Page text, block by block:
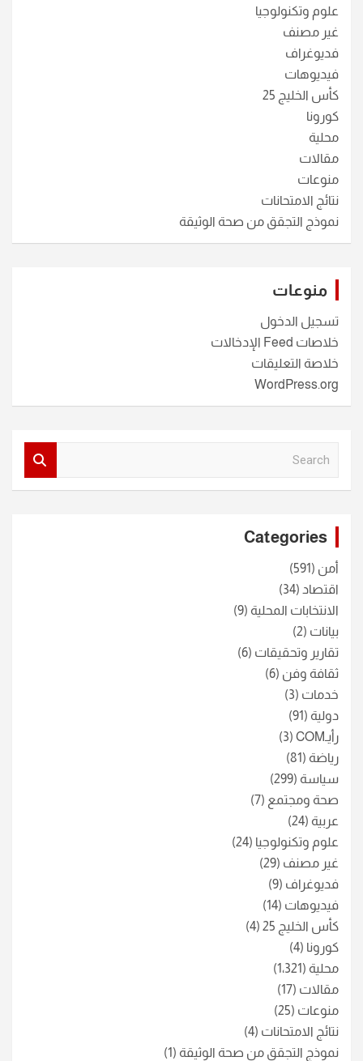
علوم وتكنولوجيا
غير مصنف
فديوغراف
فيديوهات
كأس الخليج 25
كورونا
محلية
مقالات
منوعات
نتائج الامتحانات
نموذج التجقق من صحة الوثيقة
منوعات
تسجيل الدخول
خلاصات Feed الإدخالات
خلاصة التعليقات
WordPress.org
Categories
أمن (591)
اقتصاد (34)
الانتخابات المحلية (9)
بيانات (2)
تقارير وتحقيقات (6)
ثقافة وفن (6)
خدمات (3)
دولية (91)
رأيـCOM
(3)
رياضة (81)
سياسة (299)
صحة ومجتمع (7)
عربية (24)
علوم وتكنولوجيا (24)
غير مصنف (29)
فديوغراف (9)
فيديوهات (14)
كأس الخليج 25
(4)
كورونا (4)
محلية (1٬321)
مقالات (17)
منوعات (25)
نتائج الامتحانات (4)
نموذج التجقق من صحة الوثيقة (1)